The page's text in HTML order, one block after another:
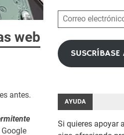
web
antes.
Correo
electrónico
SUSCRÍBASE
AYUDA
Si quieres apoyar